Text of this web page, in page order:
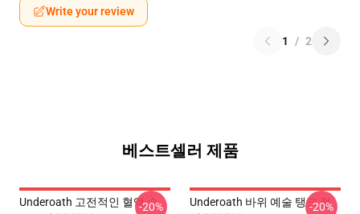
Write your review
1 / 2
베스트셀러 제품
Underoath 고전적인 혈액 손
-20%
Underoath 바위 예술 탱크 정
-20%